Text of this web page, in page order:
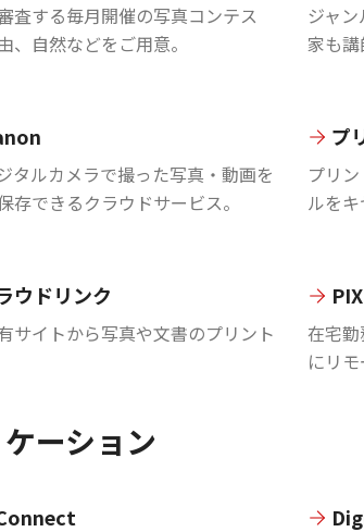
査する毎月開催の写真コンテス
、自然などをご用意。
ジャ
家も講
タルカメラで撮った写真・動画を
存できるクラウドサービス。
プ
プリ
ルを
ウドリンク
サイトから写真や文書のプリント
在宅
にリモ
ーション